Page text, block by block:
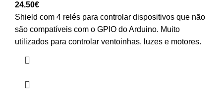
24.50€
Shield com 4 relés para controlar dispositivos que não
são compatíveis com o GPIO do Arduino. Muito
utilizados para controlar ventoinhas, luzes e motores.